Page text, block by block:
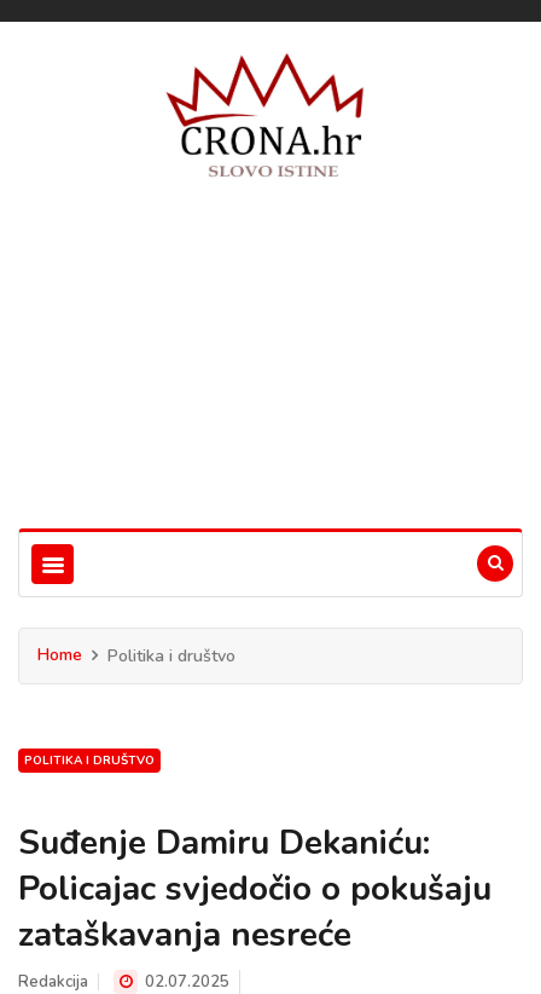
Home Politika i društvo
POLITIKA I DRUŠTVO
Suđenje Damiru Dekaniću:
Policajac svjedočio o pokušaju
zataškavanja nesreće
Redakcija 02.07.2025